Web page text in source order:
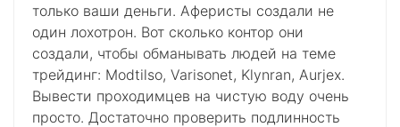
только ваши деньги. Аферисты создали не
один лохотрон. Вот сколько контор они
создали, чтобы обманывать людей на теме
трейдинг: Modtilso, Varisonet, Klynran, Aurjex.
Вывести проходимцев на чистую воду очень
просто. Достаточно проверить подлинность